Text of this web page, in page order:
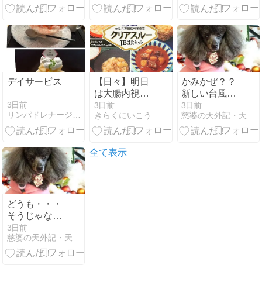
日プラン
デイサービス
3日前
リンパドレナージュオーガニック 練馬 ひまわりのへや”ブログ
【日々】明日
は大腸内視鏡
検査
3日前
きらくにいこう
かみかぜ？？
新しい台風発
生で １３号の
進路が 大陸側
に ！！！
3日前
慈婆の天外記・天からの勅命神の息吹入りオルゴナイト
どうも・・・
そうじゃない
ない？ 感 で、
困惑中
3日前
慈婆の天外記・天からの勅命神の息吹入りオルゴナイト
全て表示